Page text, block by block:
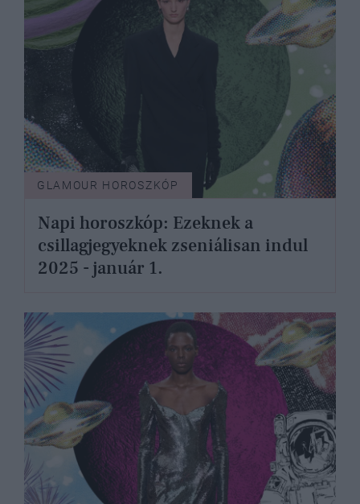
GLAMOUR HOROSZKÓP
Napi horoszkóp: Ezeknek a
csillagjegyeknek zseniálisan indul
2025 - január 1.